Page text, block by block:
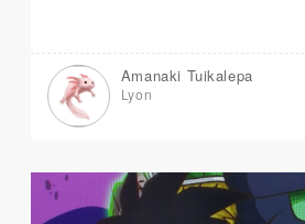
Amanaki Tuikalepa
Lyon